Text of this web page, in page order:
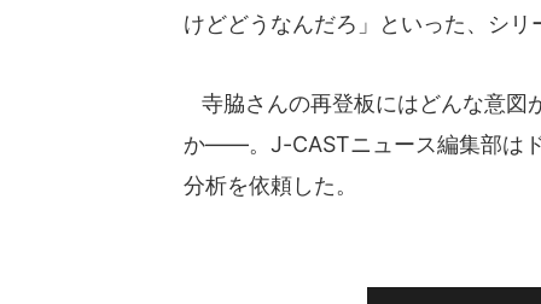
けどどうなんだろ」といった、シ
寺脇さんの再登板にはどんな意図
か――。J-CASTニュース編集部は
分析を依頼した。